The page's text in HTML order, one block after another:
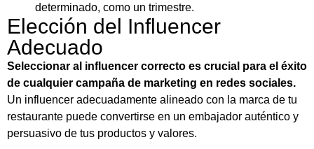
determinado, como un trimestre.
Elección del Influencer
Adecuado
Seleccionar al influencer correcto es crucial para el éxito
de cualquier campaña de marketing en redes sociales.
Un influencer adecuadamente alineado con la marca de tu
restaurante puede convertirse en un embajador auténtico y
persuasivo de tus productos y valores.